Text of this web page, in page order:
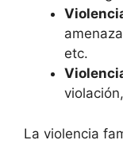
etc.
La violencia